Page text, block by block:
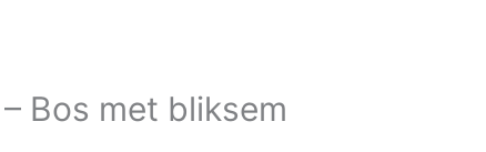
Bos met bliksem